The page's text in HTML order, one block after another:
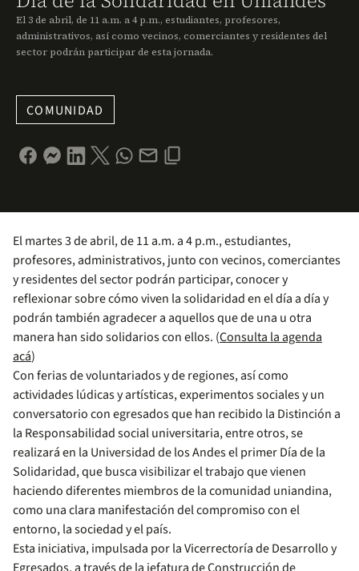
El 3 de abril, de 11 a.m. a 4 p.m., estudiantes, profesores,
administrativos, así como vecinos, comerciantes y residentes del
sector podrán participar de esta jornada.
COMUNIDAD
El martes 3 de abril, de 11 a.m. a 4 p.m., estudiantes,
profesores, administrativos, junto con vecinos, comerciantes
y residentes del sector podrán participar, conocer y
reflexionar sobre cómo viven la solidaridad en el día a día y
podrán también agradecer a aquellos que de una u otra
manera han sido solidarios con ellos. (Consulta la agenda
acá)
Con ferias de voluntariados y de regiones, así como
actividades lúdicas y artísticas, experimentos sociales y un
conversatorio con egresados que han recibido la Distinción a
la Responsabilidad social universitaria, entre otros, se
realizará en la Universidad de los Andes el primer Día de la
Solidaridad, que busca visibilizar el trabajo que vienen
haciendo diferentes miembros de la comunidad uniandina,
como una clara manifestación del compromiso con el
entorno, la sociedad y el país.
Esta iniciativa, impulsada por la Vicerrectoría de Desarrollo y